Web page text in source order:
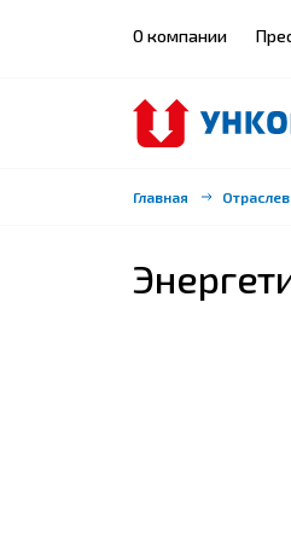
О компании
Главная